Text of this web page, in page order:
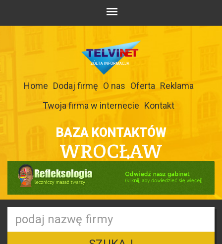
Home Dodaj firmę O nas Oferta Reklama
Twoja firma w internecie Kontakt
BAZA KONTAKTÓW
WROCŁAW